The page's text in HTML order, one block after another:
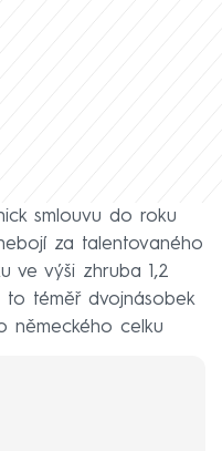
smlouvu do roku
za talentovaného
ve výši zhruba 1,2
to téměř dvojnásobek
německého celku